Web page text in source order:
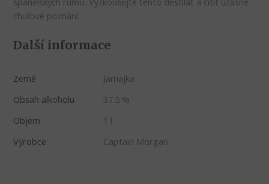
chuťové poznání.
Další informace
Země
Jamajka
Obsah alkoholu
37.5 %
Objem
1 l
Výrobce
Captain Morgan